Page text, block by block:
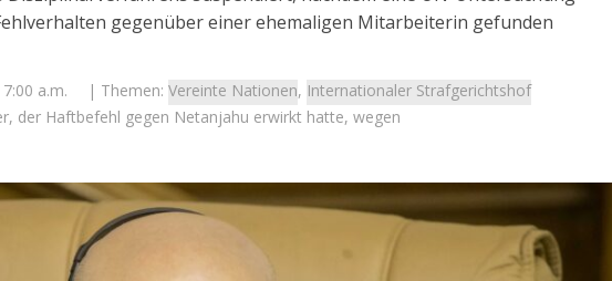
gegenüber einer ehemaligen Mitarbeiterin gefunden
a.m. | Themen: Vereinte Nationen, Internationaler Strafgerichtshof
der Haftbefehl gegen Netanjahu erwirkt hatte, wegen